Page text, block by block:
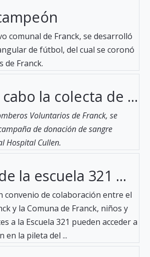
comunal de Franck, se desarrolló
de fútbol, del cual se coronó
de Franck.
la colecta de ...
Voluntarios de Franck, se
de donación de sangre
Hospital Cullen.
la escuela 321 ...
convenio de colaboración entre el
y la Comuna de Franck, niños y
a la Escuela 321 pueden acceder a
en la pileta del ...